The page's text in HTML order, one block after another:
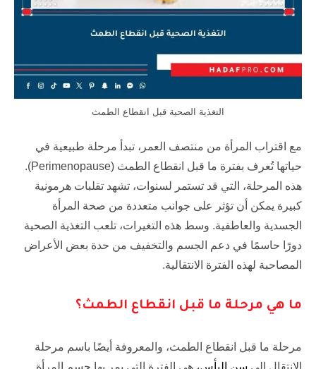
التغذية الصحية قبل انقطاع الطمث
مع اقتراب المرأة من منتصف العمر، تبدأ مرحلة طبيعية في
حياتها تُعرف بفترة ما قبل انقطاع الطمث (Perimenopause).
هذه المرحلة، التي قد تستمر لسنوات، تشهد تقلبات هرمونية
كبيرة يمكن أن تؤثر على جوانب متعددة من صحة المرأة
الجسدية والعاطفية. وسط هذه التغيرات، تلعب التغذية الصحية
دورًا حاسمًا في دعم الجسم والتخفيف من حدة بعض الأعراض
المصاحبة لهذه الفترة الانتقالية.
ما هي مرحلة ما قبل انقطاع الطمث؟
مرحلة ما قبل انقطاع الطمث، والمعروفة أيضًا باسم مرحلة
الانتقال إلى سن اليأس، هي الفترة التي يمر بها جسم المرأة